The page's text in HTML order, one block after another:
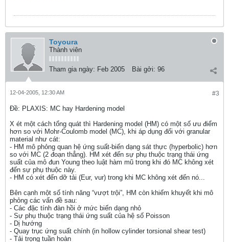
Toyoura
Thành viên
Tham gia ngày: Feb 2005 Bài gởi: 96
#3
12-04-2005, 12:30 AM
Ðề: PLAXIS: MC hay Hardening model
X ét một cách tổng quát thì Hardening model (HM) có một số ưu điểm
hơn so với Mohr-Coulomb model (MC), khi áp dụng đối với granular
material như cát:
- HM mô phỏng quan hệ ứng suất-biến dạng sát thực (hyperbolic) hơn
so với MC (2 đoạn thẳng). HM xét đến sự phụ thuộc trạng thái ứng
suất của mô đun Young theo luật hàm mũ trong khi đó MC không xét
đến sự phụ thuộc này.
- HM có xét đến dỡ tải (Eur, vur) trong khi MC không xét đến nó...
Bên cạnh một số tính năng “vượt trội”, HM còn khiếm khuyết khi mô
phỏng các vấn đề sau:
- Các đặc tính đàn hồi ở mức biến dạng nhỏ
- Sự phụ thuộc trạng thái ứng suất của hệ số Poisson
- Dị hướng
- Quay trục ứng suất chính (in hollow cylinder torsional shear test)
- Tải trọng tuần hoàn